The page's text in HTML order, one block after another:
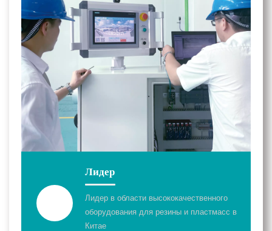
Лидер
Лидер в области высококачественного
оборудования для резины и пластмасс в
Китае